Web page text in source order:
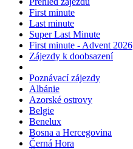
First minute
Last minute
Super Last Minute
First minute - Advent 2026
Zájezdy k doobsazení
Poznávací zájezdy
Albánie
Azorské ostrovy
Belgie
Benelux
Bosna a Hercegovina
Černá Hora